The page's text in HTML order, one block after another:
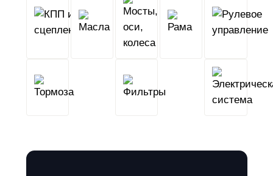
КПП
и
сцепление
Масла
оси,
Рама
Тормоза Фильтры